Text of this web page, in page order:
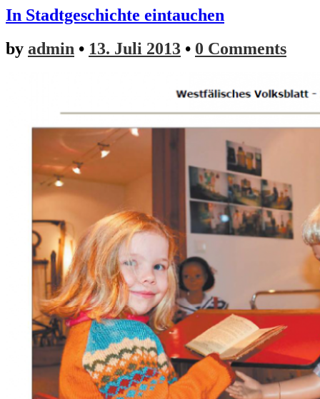
In Stadtgeschichte eintauchen
by admin • 13. Juli 2013 • 0 Comments